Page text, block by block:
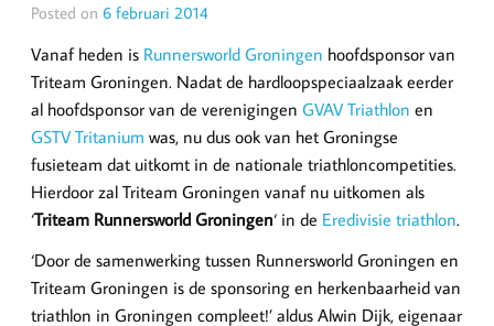
Posted on 6 februari 2014
Vanaf heden is Runnersworld Groningen hoofdsponsor van
Triteam Groningen. Nadat de hardloopspeciaalzaak eerder
al hoofdsponsor van de verenigingen GVAV Triathlon en
GSTV Tritanium was, nu dus ook van het Groningse
fusieteam dat uitkomt in de nationale triathloncompetities.
Hierdoor zal Triteam Groningen vanaf nu uitkomen als
‘Triteam Runnersworld Groningen‘ in de Eredivisie triathlon.
‘Door de samenwerking tussen Runnersworld Groningen en
Triteam Groningen is de sponsoring en herkenbaarheid van
triathlon in Groningen compleet!’ aldus Alwin Dijk, eigenaar